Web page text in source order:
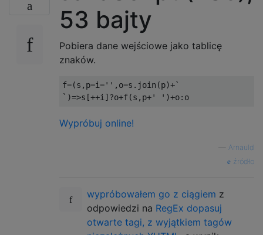
53 bajty
Pobiera dane wejściowe jako tablicę
znaków.
f=(s , p=i='' , o=s . join (p)+`
`)=>s [++i ]?o+f(s , p+' ' )+o: o
Wypróbuj online!
Arnauld
źródło
wypróbowałem go z ciągiem z
odpowiedzi na RegEx dopasuj
otwarte tagi, z wyjątkiem tagów